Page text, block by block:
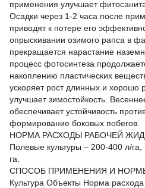
применения улучшает
Осадки через 1-2 часа после
приводят к потере его
опрыскивании озимого рапса в
прекращается нарастание
процесс фотосинтеза
накоплению пластических
ускоряет рост длинных и хорошо
улучшает зимостойкость.
обеспечивает устойчивость
формирование боковых побегов.
НОРМА РАСХОДЫ РАБОЧЕЙ
Полевые культуры – 200-400 л/
га.
СПОСОБ ПРИМЕНЕНИЯ И
Культура Объекты Норма